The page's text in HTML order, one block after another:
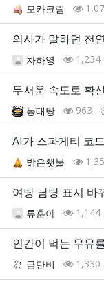
모카크림
의사가 말하던 천
차하영 1,234
무서운 속도로 확
동태탕 963
AI가 스파게티 코
밝은횃불
여탕 남탕 표시 바
류훈아 1,144
인간이 먹는 우유
금단비 1,330